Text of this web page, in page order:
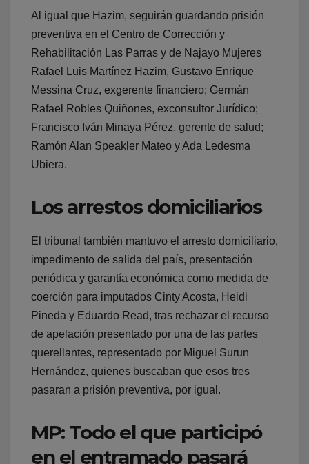
Al igual que Hazim, seguirán guardando prisión
preventiva en el Centro de Corrección y
Rehabilitación Las Parras y de Najayo Mujeres
Rafael Luis Martínez Hazim, Gustavo Enrique
Messina Cruz, exgerente financiero; Germán
Rafael Robles Quiñones, exconsultor Jurídico;
Francisco Iván Minaya Pérez, gerente de salud;
Ramón Alan Speakler Mateo y Ada Ledesma
Ubiera.
Los arrestos domiciliarios
El tribunal también mantuvo el arresto domiciliario,
impedimento de salida del país, presentación
periódica y garantía económica como medida de
coerción para imputados Cinty Acosta, Heidi
Pineda y Eduardo Read, tras rechazar el recurso
de apelación presentado por una de las partes
querellantes, representado por Miguel Surun
Hernández, quienes buscaban que esos tres
pasaran a prisión preventiva, por igual.
MP: Todo el que participó
en el entramado pasará